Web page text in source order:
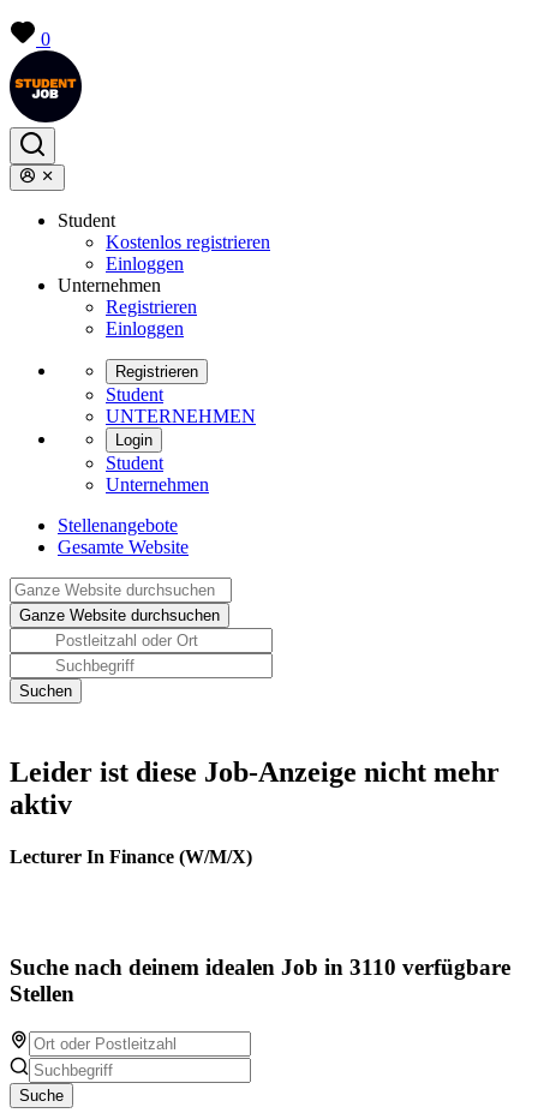
0
Student
Kostenlos registrieren
Einloggen
Unternehmen
Registrieren
Einloggen
Registrieren
Student
UNTERNEHMEN
Login
Student
Unternehmen
Stellenangebote
Gesamte Website
Leider ist diese Job-Anzeige nicht mehr
aktiv
Lecturer In Finance (W/M/X)
Suche nach deinem idealen Job in 3110 verfügbare
Stellen
Suche